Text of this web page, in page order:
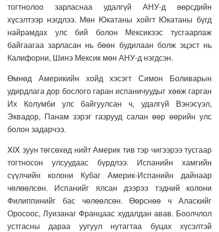
тогтнолоо зарласнаа удалгүй АНУ-д өөрсдийн
хүсэлтээр нэгдлээ. Мөн Юкатаны хойгт Юкатаны бүгд
найрамдах улс бий болон Мексикээс тусгаарлаж
байгаагаа зарласан нь бөөн будилаан болж эцэст нь
Калифорни, Шинэ Мексик мөн АНУ-д нэгдсэн.
Өмнөд Америкийн хойд хэсэгт Симон Боливарын
удирдлага дор бослого гаран испаничуудыг хөөж гарган
Их Колумби улс байгуулсан ч, удалгүй Вэнэсүэл,
Эквадор, Панам зэрэг газрууд салан өөр өөрийн улс
болон задарчээ.
XIX зуун төгсөхөд нийт Америк тив тэр чигээрээ тусгаар
тогтносон улсуудаас бүрдлээ. Испанийн хамгийн
сүүлчийн колони Кубаг Америк-Испанийн дайнаар
чөлөөлсөн. Испанийг ялсан дээрээ тэдний колони
Филиппинийг бас чөлөөлсөн. Өөрснөө ч Аласкийг
Оросоос, Луизанаг Францаас худалдан авав. Боолчлол
устгасны дараа уугуул нутагтаа буцах хүсэлтэй